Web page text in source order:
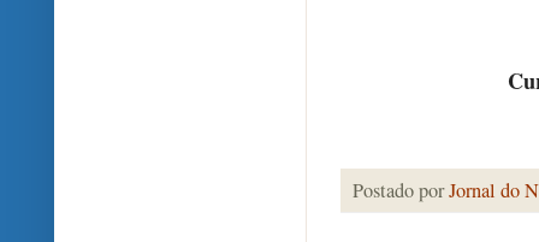
Postado porJornal do